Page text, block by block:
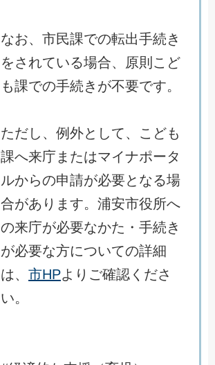
なお、市民課での転出手続き
をされている場合、原則こど
も課での手続きが不要です。
ただし、例外として、こども
課へ来庁またはマイナポータ
ルからの申請が必要となる場
合があります。浦安市役所へ
の来庁が必要なかた・手続き
が必要な方についての詳細
は、 市HPよりご確認くださ
い。